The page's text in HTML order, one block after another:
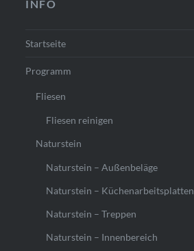
INFO
Startseite
Programm
Fliesen
Fliesen reinigen
Naturstein
Naturstein – Außenbeläge
Naturstein – Küchenarbeitsplatten
Naturstein – Treppen
Naturstein – Innenbereich